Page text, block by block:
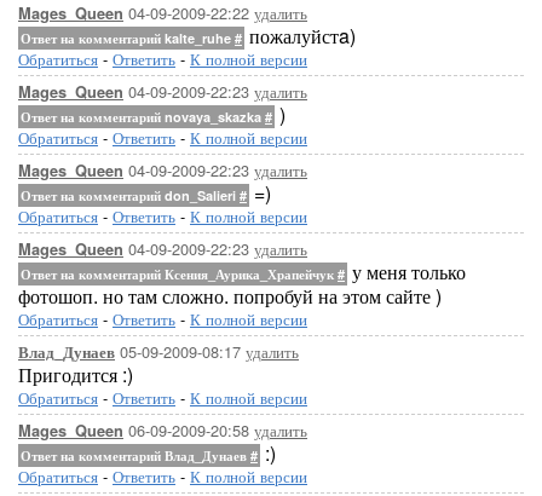
Mages_Queen 04-09-2009-22:22 удалить
Ответ на комментарий kalte_ruhe # пожалуйстa)
Обратиться - Ответить - К полной версии
Mages_Queen 04-09-2009-22:23 удалить
Ответ на комментарий novaya_skazka # )
Обратиться - Ответить - К полной версии
Mages_Queen 04-09-2009-22:23 удалить
Ответ на комментарий don_Salieri # =)
Обратиться - Ответить - К полной версии
Mages_Queen 04-09-2009-22:23 удалить
Ответ на комментарий Ксения_Аурика_Храпейчук # у меня только
фотошоп. но там сложно. попробуй на этом сайте )
Обратиться - Ответить - К полной версии
Влад_Дунаев 05-09-2009-08:17 удалить
Пригодится :)
Обратиться - Ответить - К полной версии
Mages_Queen 06-09-2009-20:58 удалить
Ответ на комментарий Влад_Дунаев # :)
Обратиться - Ответить - К полной версии